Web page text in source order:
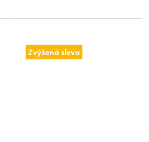
Zvýšená sleva